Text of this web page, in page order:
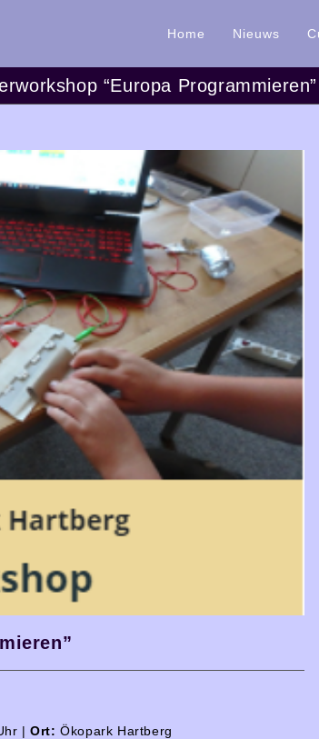
Home Nieuws
“Europa Programmieren”
|Ort: Ökopark Hartberg